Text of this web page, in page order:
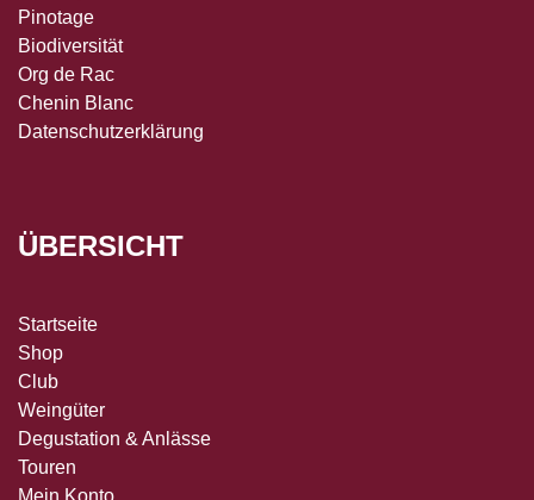
Pinotage
Biodiversität
Org de Rac
Chenin Blanc
Datenschutzerklärung
ÜBERSICHT
Startseite
Shop
Club
Weingüter
Degustation & Anlässe
Touren
Mein Konto